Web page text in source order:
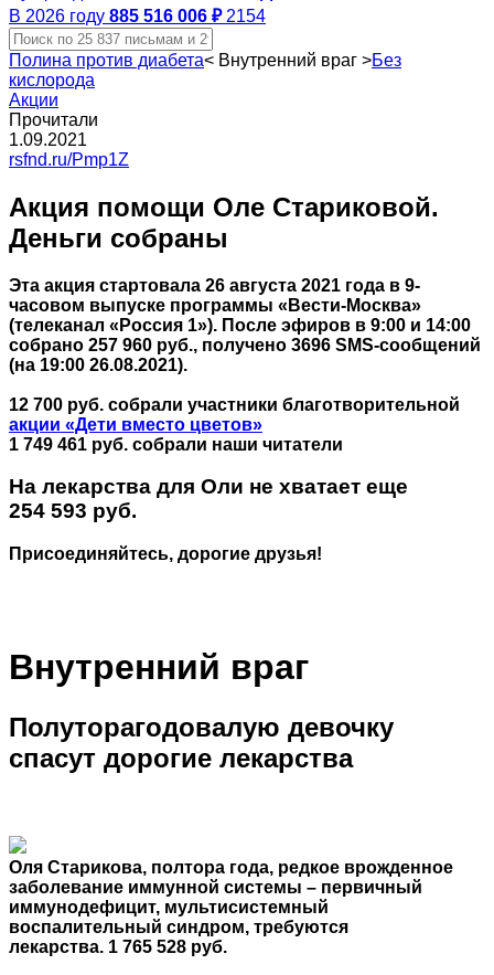
В 2026 году 885 516 006 ₽ 2154
Полина против диабета< Внутренний враг >Без
кислорода
Акции
Прочитали
1.09.2021
rsfnd.ru/Pmp1Z
Акция помощи Оле Стариковой.
Деньги собраны
Эта акция стартовала 26 августа 2021 года в 9-
часовом выпуске программы «Вести-Москва»
(телеканал «Россия 1»). После эфиров в 9:00 и 14:00
собрано 257 960 руб., получено 3696 SMS-сообщений
(на 19:00 26.08.2021).
12 700 руб. собрали участники благотворительной
акции «Дети вместо цветов»
1 749 461 руб. собрали наши читатели
На лекарства для Оли не хватает еще
254 593 руб.
Присоединяйтесь, дорогие друзья!
Внутренний враг
Полуторагодовалую девочку
спасут дорогие лекарства
Оля Старикова, полтора года, редкое врожденное
заболевание иммунной системы – первичный
иммунодефицит, мультисистемный
воспалительный синдром, требуются
лекарства. 1 765 528 руб.